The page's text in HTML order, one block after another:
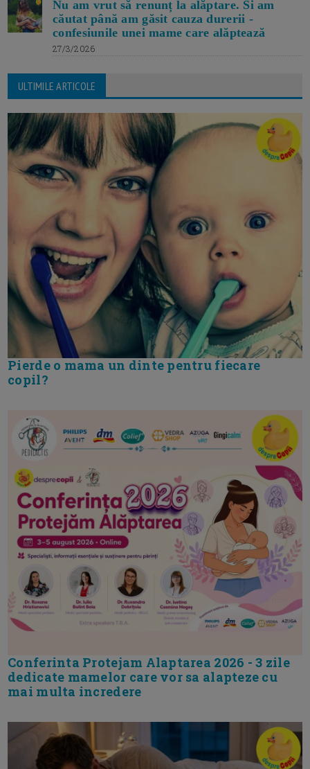
Nu am vrut să renunț la alăptare. Si am
căutat până am găsit cauza durerii -
confesiunile unei mame care alăptează
27/3/2026
ULTIMILE ARTICOLE
Pierde o mama un dinte pentru fiecare
copil?
Conferinta Protejam Alaptarea 2026 - 3 zile
dedicate mamelor care vor sa alapteze cu
mai multa incredere